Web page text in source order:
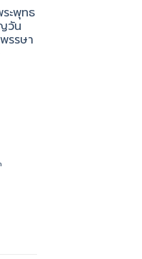
ะพุทธ
วัน
รรษา